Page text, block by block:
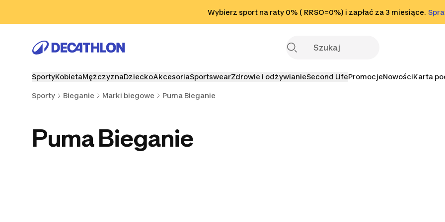
Przejdź do stopki
Wybierz sport na raty 0% ( RRSO=0%) i zapłać za 3 miesiące.
Sprawdź
SportyKobietaMężczyznaDzieckoAkcesoriaSportswearZdrowie i odżywianieSecond LifePromocjeNowościKarta
Sporty Bieganie Marki biegowe Puma Bieganie
Puma Bieganie